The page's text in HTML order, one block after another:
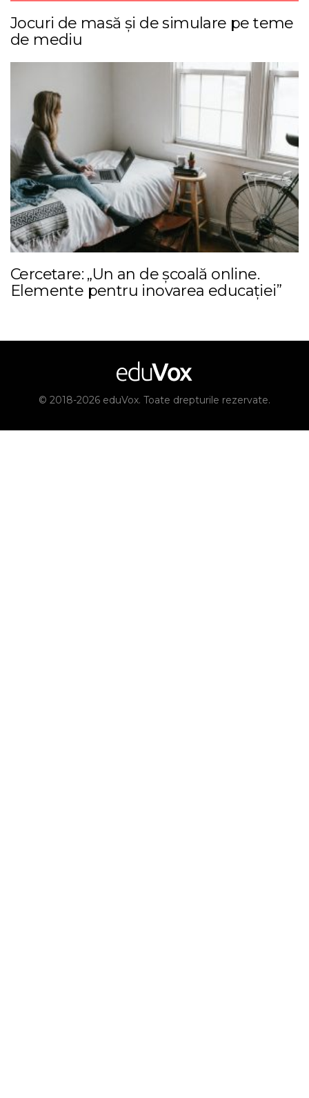
Jocuri de masă și de simulare pe teme
de mediu
Cercetare: „Un an de școală online.
Elemente pentru inovarea educației”
© 2018-2026 eduVox. Toate drepturile rezervate.